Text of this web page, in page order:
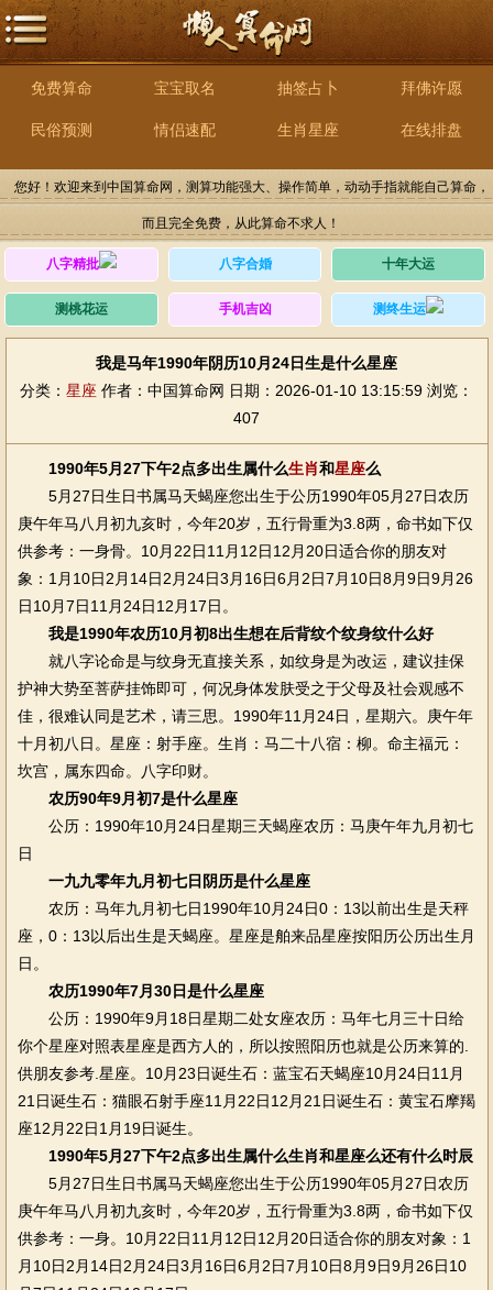
免费算命 宝宝取名 抽签占卜 拜佛许愿
民俗预测 情侣速配 生肖星座 在线排盘
您好！欢迎来到中国算命网，测算功能强大、操作简单，动动手指就能自己算命，
而且完全免费，从此算命不求人！
八字精批 八字合婚 十年大运
测桃花运 手机吉凶 测终生运
我是马年1990年阴历10月24日生是什么星座
分类： 星座 作者：中国算命网 日期：2026-01-10 13:15:59 浏览：
407
1990年5月27下午2点多出生属什么生肖和星座么
5月27日生日书属马天蝎座您出生于公历1990年05月27日农历
庚午年马八月初九亥时，今年20岁，五行骨重为3.8两，命书如下仅
供参考：一身骨。10月22日11月12日12月20日适合你的朋友对
象：1月10日2月14日2月24日3月16日6月2日7月10日8月9日9月26
日10月7日11月24日12月17日。
我是1990年农历10月初8出生想在后背纹个纹身纹什么好
就八字论命是与纹身无直接关系，如纹身是为改运，建议挂保
护神大势至菩萨挂饰即可，何况身体发肤受之于父母及社会观感不
佳，很难认同是艺术，请三思。1990年11月24日，星期六。庚午年
十月初八日。星座：射手座。生肖：马二十八宿：柳。命主福元：
坎宫，属东四命。八字印财。
农历90年9月初7是什么星座
公历：1990年10月24日星期三天蝎座农历：马庚午年九月初七
日
一九九零年九月初七日阴历是什么星座
农历：马年九月初七日1990年10月24日0：13以前出生是天秤
座，0：13以后出生是天蝎座。星座是舶来品星座按阳历公历出生月
日。
农历1990年7月30日是什么星座
公历：1990年9月18日星期二处女座农历：马年七月三十日给
你个星座对照表星座是西方人的，所以按照阳历也就是公历来算的.
供朋友参考.星座。10月23日诞生石：蓝宝石天蝎座10月24日11月
21日诞生石：猫眼石射手座11月22日12月21日诞生石：黄宝石摩羯
座12月22日1月19日诞生。
1990年5月27下午2点多出生属什么生肖和星座么还有什么时辰
5月27日生日书属马天蝎座您出生于公历1990年05月27日农历
庚午年马八月初九亥时，今年20岁，五行骨重为3.8两，命书如下仅
供参考：一身。10月22日11月12日12月20日适合你的朋友对象：1
月10日2月14日2月24日3月16日6月2日7月10日8月9日9月26日10